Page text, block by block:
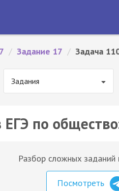
/ Задание 17 / Задача
Задания
ЕГЭ по
Разбор сложных заданий
Посмотреть